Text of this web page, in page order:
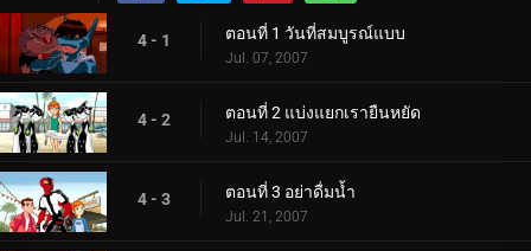
4 - 1 ตอนที่ 1 วันที่สมบูรณ์แบบ
Jul. 07, 2007
4 - 2 ตอนที่ 2 แบ่งแยกเรายืนหยัด
Jul. 14, 2007
4 - 3 ตอนที่ 3 อย่าดื่มน้ำ
Jul. 21, 2007